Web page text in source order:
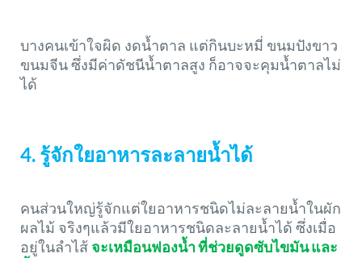
บางคนเข้าใจผิด งดน้ำตาล แต่กินบะหมี่ ขนมปังขาว
ขนมจีน ซึ่งมีค่าดัชนีน้ำตาลสูง ก็อาจจะคุมน้ำตาลไม่
ได้
4. รู้จักใยอาหารละลายน้ำได้
คนส่วนใหญ่รู้จักแต่ใยอาหารชนิดไม่ละลายน้ำในผัก
ผลไม้ จริงๆแล้วมีใยอาหารชนิดละลายน้ำได้ ซึ่งเมื่อ
อยู่ในลำไส้จะเหมือนฟองน้ำ ที่ช่วยดูดซับไขมัน และ